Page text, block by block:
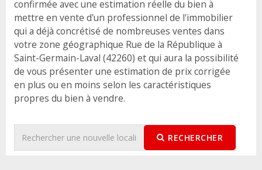
confirmée avec une estimation réelle du bien à
mettre en vente d'un professionnel de l'immobilier
qui a déjà concrétisé de nombreuses ventes dans
votre zone géographique Rue de la République à
Saint-Germain-Laval (42260) et qui aura la possibilité
de vous présenter une estimation de prix corrigée
en plus ou en moins selon les caractéristiques
propres du bien à vendre.
RECHERCHER